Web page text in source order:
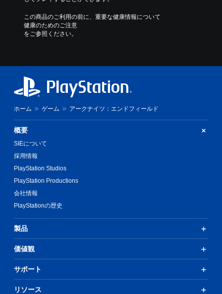
この商品のご利用の前に、重要な健康情報について
健康のためのご注意
をご参照ください。
ホーム ゲーム アークナイツ：エンドフィールド
概要
SIEについて
採用情報
PlayStation Studios
PlayStation Productions
会社情報
PlayStationの歴史
製品
価値観
サポート
リソース